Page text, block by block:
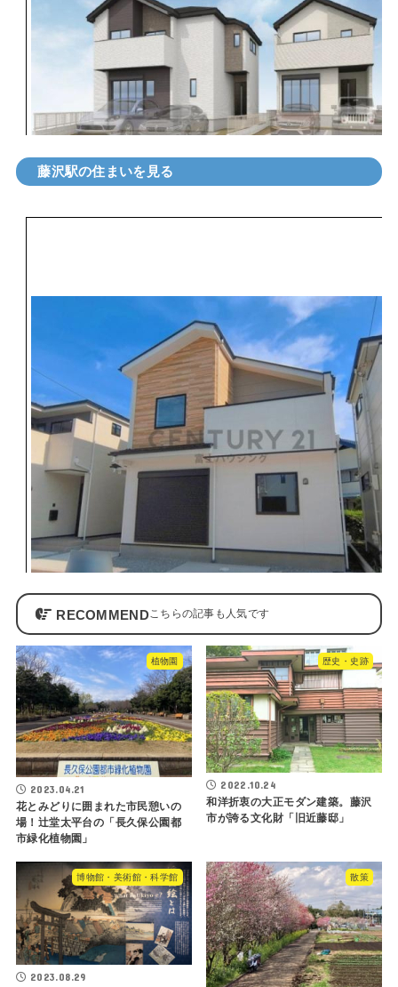
藤沢駅の住まいを見る
RECOMMEND
植物園
2023.04.21
花とみどりに囲まれた市民憩いの
場！辻堂太平台の「長久保公園都
市緑化植物園」
歴史・史跡
2022.10.24
和洋折衷の大正モダン建築。藤沢
市が誇る文化財「旧近藤邸」
博物館・美術館・科学館
2023.08.29
散策